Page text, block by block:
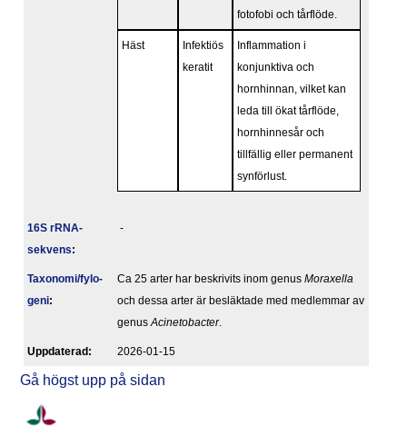
fotofobi och tårflöde.
Häst
Infektiös
keratit
Inflammation i
konjunktiva och
hornhinnan, vilket kan
leda till ökat tårflöde,
hornhinnesår och
tillfällig eller permanent
synförlust.
16S rRNA-
sekvens:
-
Taxonomi/fylo­
geni:
Ca 25 arter har beskrivits inom genus Moraxella
och dessa arter är besläktade med medlemmar av
genus Acinetobacter.
Upp­da­te­rad: 2026-01-15
Gå högst upp på sidan